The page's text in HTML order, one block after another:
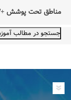
مناطق تحت پوشش +ADSL۲